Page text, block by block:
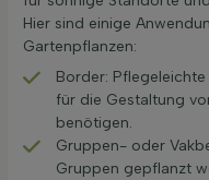
Hier sind einige
Gartenpflanzen:
Border:
für die Gestaltung
benötigen.
Gruppen- oder
Gruppen gepflanzt